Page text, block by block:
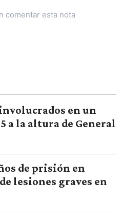
comentar esta nota
en un
a la altura de General
de prisión en
lesiones graves en